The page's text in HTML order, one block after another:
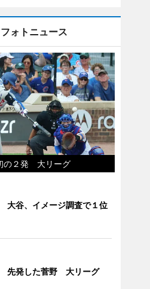
ォトニュース
の２発 大リーグ
大谷、イメージ調査で１位
先発した菅野 大リーグ